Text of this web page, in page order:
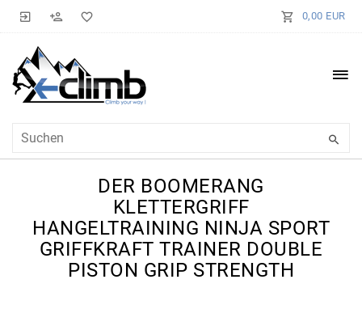
0,00 EUR
DER BOOMERANG
KLETTERGRIFF
HANGELTRAINING NINJA SPORT
GRIFFKRAFT TRAINER DOUBLE
PISTON GRIP STRENGTH